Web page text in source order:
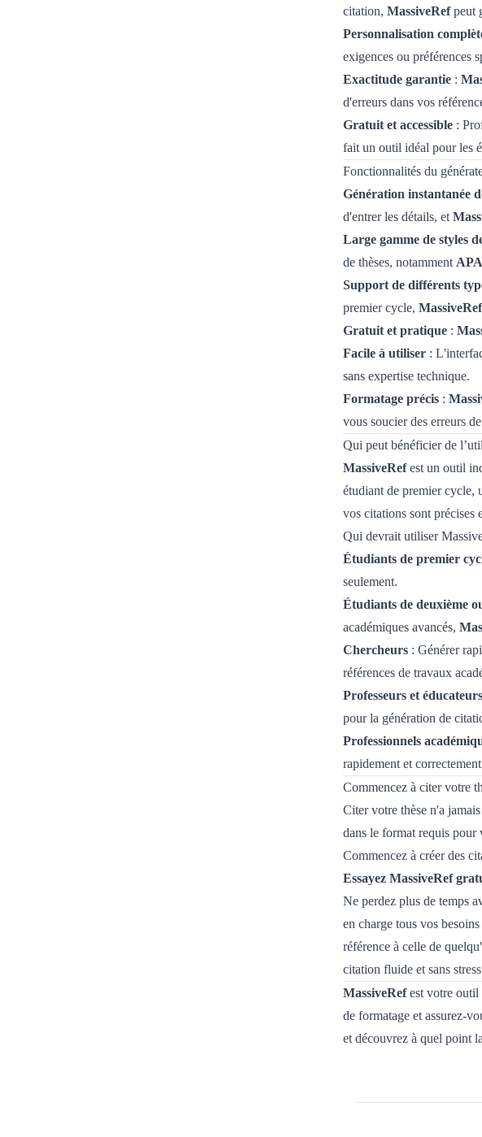
citation, MassiveRefpeut
Personnalisation
exigences ou préférences
Exactitude garantie :
d'erreurs dans vos
Gratuit et accessible :
fait un outil idéal pour les
Fonctionnalités du
Génération instantanée
d'entrer les détails, et
Large gamme de styles
de thèses, notamment APA
Support de différents
premier cycle, MassiveRef
Gratuit et pratique :
Facile à utiliser :
sans expertise technique.
Formatage précis :
vous soucier des erreurs
Qui peut bénéficier de
MassiveRefest un outil
étudiant de premier cycle,
vos citations sont précises
Qui devrait utiliser
Étudiants de premier
seulement.
Étudiants de deuxième
académiques avancés,
Chercheurs : Générer
références de travaux
Professeurs et éducateurs
pour la génération de
Professionnels
rapidement et
Commencez à citer votre
Citer votre thèse n'a
dans le format requis pour
Commencez à créer des
Essayez MassiveRef
Ne perdez plus de temps
en charge tous vos
référence à celle de
citation fluide et sans
MassiveRefest votre outil
de formatage et assurez-
et découvrez à quel point